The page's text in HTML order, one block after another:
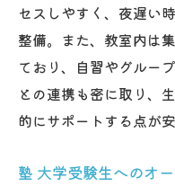
中学生・高校
用法
塾 生徒サポ
ツ
口コミから学
セスしやすく、夜遅い
整備。また、教室内は
ており、自習やグルー
との連携も密に取り、
的にサポートする点が
塾 大学受験生へのオ